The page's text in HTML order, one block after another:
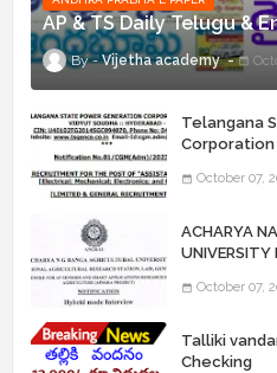
AP & TS Daily Telugu &
Vijetha academy
Telangana
Corporation
“Assistant
October 07,
ACHARYA
October 07,
Talliki
Checking